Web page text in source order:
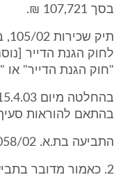
בסך 107,721 ₪.
"חוק הגנת הדייר" או
בהתאם להוראות סעיף 100 לחוק הגנת
התביעה בת.א. 6058/02
2. כאמור מדובר